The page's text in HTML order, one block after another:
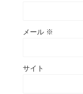
メール ※
サイト